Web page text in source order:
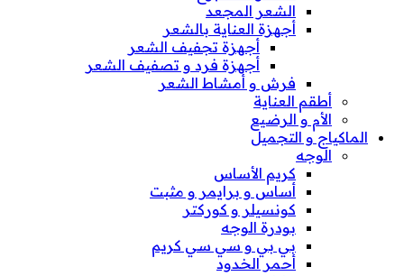
الشعر المجعد
أجهزة العناية بالشعر
أجهزة تجفيف الشعر
أجهزة فرد و تصفيف الشعر
فرش و أمشاط الشعر
أطقم العناية
الأم و الرضيع
الماكياج و التجميل
الوجه
كريم الأساس
أساس و برايمر و مثبت
كونسيلر و كوركتر
بودرة الوجه
بي بي و سي سي كريم
أحمر الخدود